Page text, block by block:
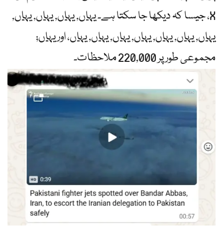
X، جیسا کہ دیکھا جا سکتا ہے۔
یہاں,یہاں,یہاں,یہاں,
یہاں,یہاں,یہاں,یہاں,یہاں,یہاں,یہاں، اوریہاں;
مجموعی طور پر 220,000 ملاحظات۔